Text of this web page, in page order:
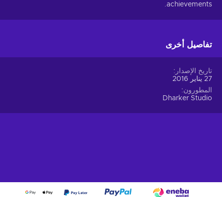
achievements.
تفاصيل أخرى
تاريخ الإصدار
27 يناير 2016
المطورون
Dharker Studio